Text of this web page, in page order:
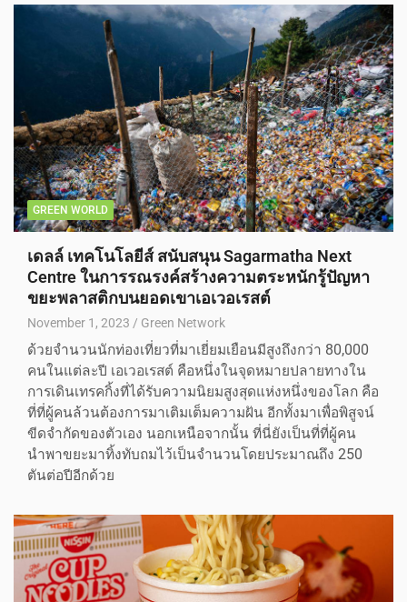
GREEN WORLD
เดลล์ เทคโนโลยีส์ สนับสนุน Sagarmatha Next
Centre ในการรณรงค์สร้างความตระหนักรู้ปัญหา
ขยะพลาสติกบนยอดเขาเอเวอเรสต์
November 1, 2023 Green Network
ด้วยจำนวนนักท่องเที่ยวที่มาเยี่ยมเยือนมีสูงถึงกว่า 80,000
คนในแต่ละปี เอเวอเรสต์ คือหนึ่งในจุดหมายปลายทางใน
การเดินเทรคกิ้งที่ได้รับความนิยมสูงสุดแห่งหนึ่งของโลก คือ
ที่ที่ผู้คนล้วนต้องการมาเติมเต็มความฝัน อีกทั้งมาเพื่อพิสูจน์
ขีดจํากัดของตัวเอง นอกเหนือจากนั้น ที่นี่ยังเป็นที่ที่ผู้คน
นำพาขยะมาทิ้งทับถมไว้เป็นจำนวนโดยประมาณถึง 250
ตันต่อปีอีกด้วย